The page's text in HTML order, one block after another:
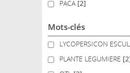
PACAPACA [2]
Mots-clés
LYCOPERSICON
LYCOPERSICON
PLANTE LEGUMIERE
PLANTE LEGUMIERE